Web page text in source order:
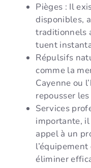
Pièges : Il
disponibles,
traditionnels
tuent
Répulsifs
comme la
Cayenne ou
repousser
Services
importante,
appel à un
éliminer